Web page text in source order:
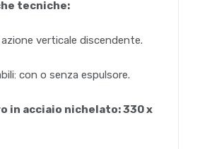
tecniche:
verticale discendente.
con o senza espulsore.
in acciaio nichelato: 330 x